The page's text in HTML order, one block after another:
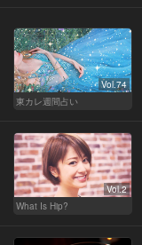
Vol.74
東カレ週間占い
Vol.2
What Is Hip?